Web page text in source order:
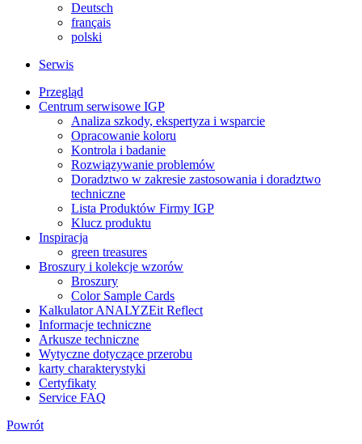
Deutsch
français
polski
Serwis
Przegląd
Centrum serwisowe IGP
Analiza szkody, ekspertyza i wsparcie
Opracowanie koloru
Kontrola i badanie
Rozwiązywanie problemów
Doradztwo w zakresie zastosowania i doradztwo
techniczne
Lista Produktów Firmy IGP
Klucz produktu
Inspiracja
green treasures
Broszury i kolekcje wzorów
Broszury
Color Sample Cards
Kalkulator ANALYZEit Reflect
Informacje techniczne
Arkusze techniczne
Wytyczne dotyczące przerobu
karty charakterystyki
Certyfikaty
Service FAQ
Powrót